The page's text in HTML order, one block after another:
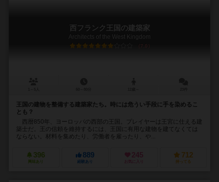
西フランク王国の建築家
Architects of the West Kingdom
7.0
王国の建物を整備する建築家たち。時には危うい手段に手を染めるこ
とも？
西暦850年、ヨーロッパの西部の王国。プレイヤーは王宮に仕える建
築士だ。王の信頼を維持するには、王国に有用な建物を建てなくては
ならない。材料を集めたり、労働者を雇ったり、や...
396
興味あり
889
経験あり
245
お気に入り
712
持ってる